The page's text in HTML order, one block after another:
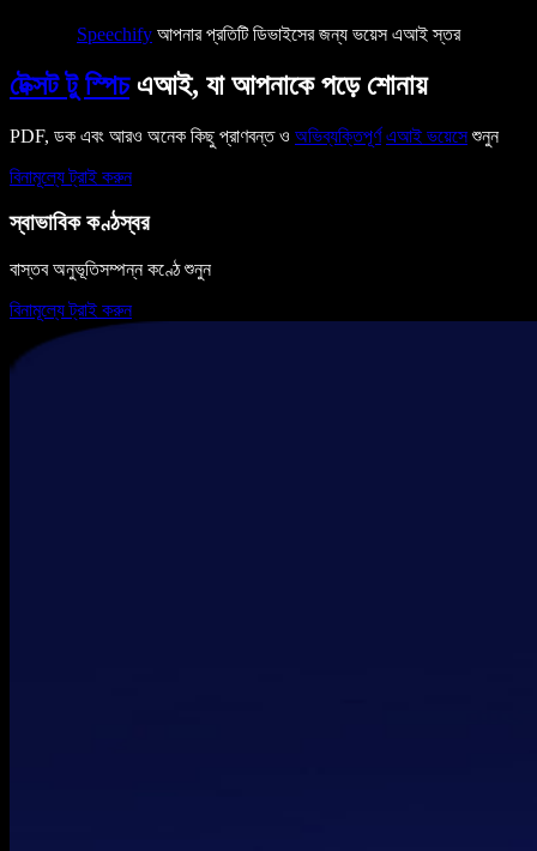
Speechify আপনার প্রতিটি ডিভাইসের জন্য ভয়েস এআই স্তর
টেক্সট টু স্পিচএআই, যা আপনাকে পড়ে শোনায়
PDF, ডক এবং আরও অনেক কিছু প্রাণবন্ত ও অভিব্যক্তিপূর্ণ এআই ভয়েসেশুনুন
বিনামূল্যে ট্রাই করুন
স্বাভাবিক কণ্ঠস্বর
বাস্তব অনুভূতিসম্পন্ন কণ্ঠে শুনুন
বিনামূল্যে ট্রাই করুন